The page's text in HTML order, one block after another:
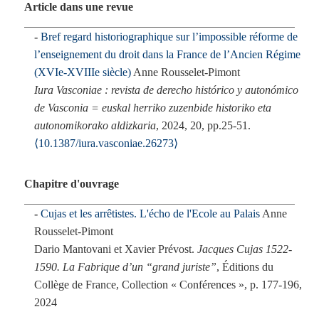
Article dans une revue
Bref regard historiographique sur l’impossible réforme de
l’enseignement du droit dans la France de l’Ancien Régime
(XVIe-XVIIIe siècle) Anne Rousselet-Pimont
Iura Vasconiae : revista de derecho histórico y autonómico
de Vasconia = euskal herriko zuzenbide historiko eta
autonomikorako aldizkaria, 2024, 20, pp.25-51.
⟨10.1387/iura.vasconiae.26273⟩
Chapitre d'ouvrage
Cujas et les arrêtistes. L'écho de l'Ecole au Palais Anne
Rousselet-Pimont
Dario Mantovani et Xavier Prévost. Jacques Cujas 1522-
1590. La Fabrique d’un “grand juriste”, Éditions du
Collège de France, Collection « Conférences », p. 177-196,
2024